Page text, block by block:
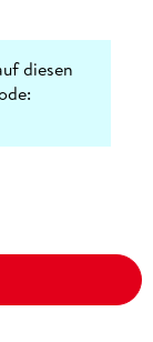
diesen